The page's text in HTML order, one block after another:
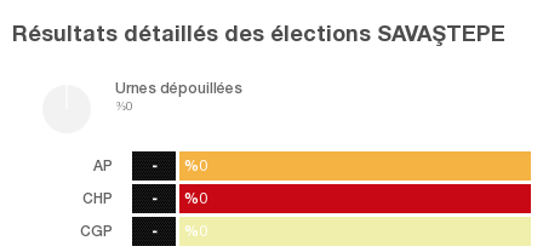
Résultats détaillés des élections SAVAŞTEPE
Urnes dépouillées
%0
AP
CHP
CGP
-
-
-
%0
%0
%0
%0
%0
%0